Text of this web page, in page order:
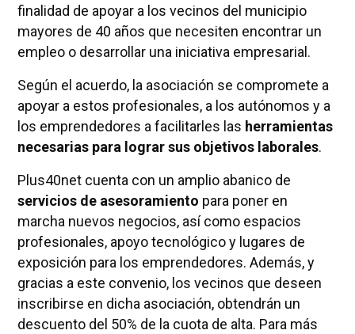
finalidad de apoyar a los vecinos del municipio
mayores de 40 años que necesiten encontrar un
empleo o desarrollar una iniciativa empresarial.
Según el acuerdo, la asociación se compromete a
apoyar a estos profesionales, a los autónomos y a
los emprendedores a facilitarles las herramientas
necesarias para lograr sus objetivos laborales.
Plus40net cuenta con un amplio abanico de
servicios de asesoramiento para poner en
marcha nuevos negocios, así como espacios
profesionales, apoyo tecnológico y lugares de
exposición para los emprendedores. Además, y
gracias a este convenio, los vecinos que deseen
inscribirse en dicha asociación, obtendrán un
descuento del 50% de la cuota de alta. Para más